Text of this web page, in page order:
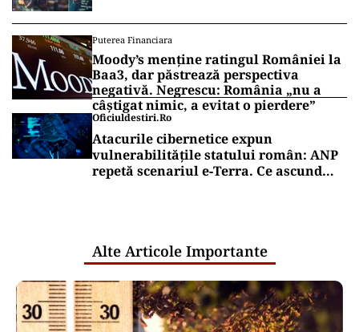
Puterea Financiara
Moody’s menține ratingul României la
Baa3, dar păstrează perspectiva
negativă. Negrescu: România „nu a
câștigat nimic, a evitat o pierdere”
Oficiuldestiri.ro
Atacurile cibernetice expun
vulnerabilitățile statului român: ANP
repetă scenariul e‑Terra. Ce ascund
Alte Articole Importante